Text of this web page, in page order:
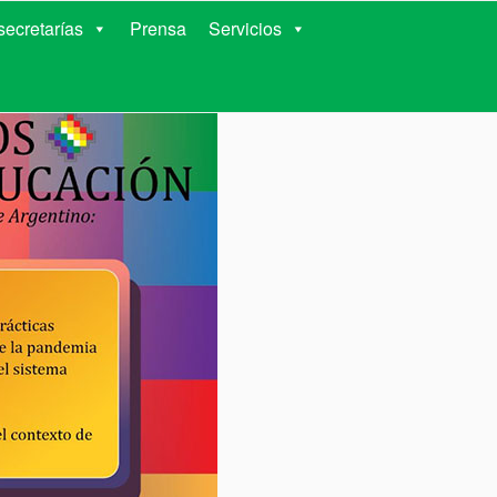
Prensa Servicios